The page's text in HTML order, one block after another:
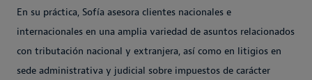
En su práctica, Sofía asesora clientes nacionales e
internacionales en una amplia variedad de asuntos relacionados
con tributación nacional y extranjera, así como en litigios en
sede administrativa y judicial sobre impuestos de carácter